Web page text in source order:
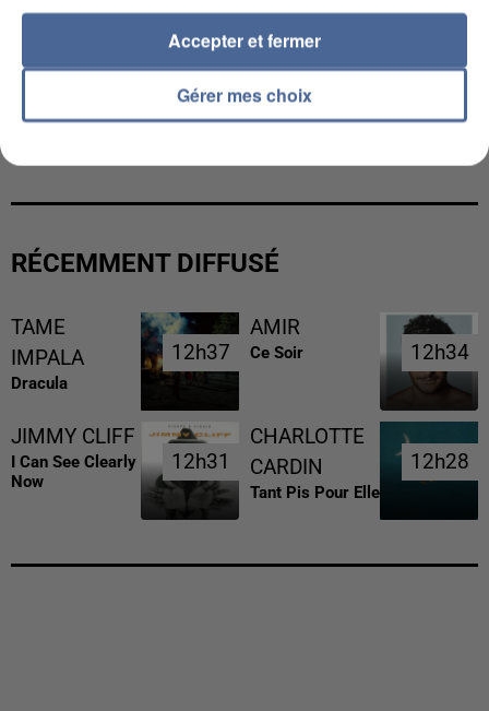
L’UN DES FONDATEURS SUPPOSÉS DE LA DZ
RÉCEMMENT DIFFUSÉ
TAME
IMPALA
Dracula
12h37
12h37
AMIR
Ce Soir 12h34
12h34
JIMMY CLIFF
I Can See Clearly
Now
12h31
12h31
CHARLOTTE
CARDIN
Tant Pis Pour Elle
12h28
12h28
Gérer mes choix
Accepter et fermer